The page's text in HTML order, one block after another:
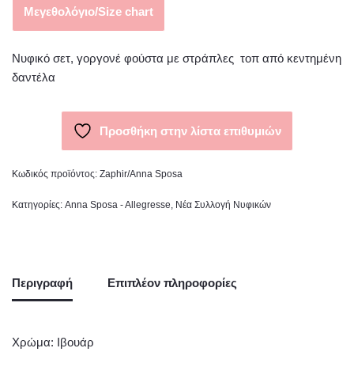
Μεγεθολόγιο/Size chart
Νυφικό σετ, γοργονέ φούστα με στράπλες τοπ από κεντημένη
δαντέλα
Προσθήκη στην λίστα επιθυμιών
Κωδικός προϊόντος: Zaphir/Anna Sposa
Κατηγορίες: Anna Sposa - Allegresse Νέα Συλλογή Νυφικών
Περιγραφή Επιπλέον πληροφορίες
Χρώμα: Ιβουάρ